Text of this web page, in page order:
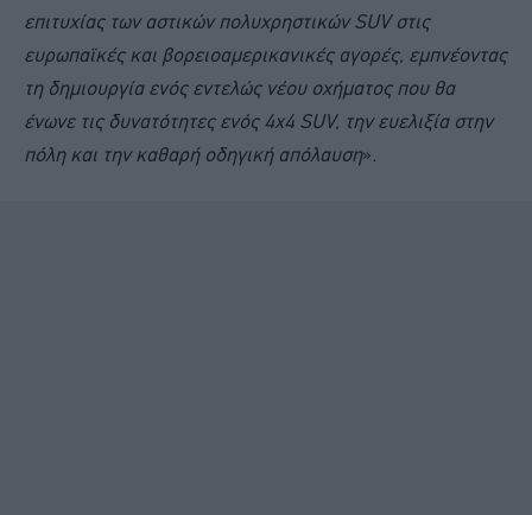
επιτυχίας των αστικών πολυχρηστικών SUV στις
ευρωπαϊκές και βορειοαμερικανικές αγορές, εμπνέοντας
τη δημιουργία ενός εντελώς νέου οχήματος που θα
ένωνε τις δυνατότητες ενός 4x4 SUV, την ευελιξία στην
πόλη και την καθαρή οδηγική απόλαυση».